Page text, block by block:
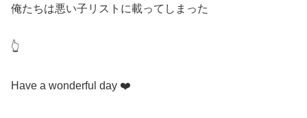
俺たちは悪い子リストに載ってしまった
👆
Have a wonderful day ❤️